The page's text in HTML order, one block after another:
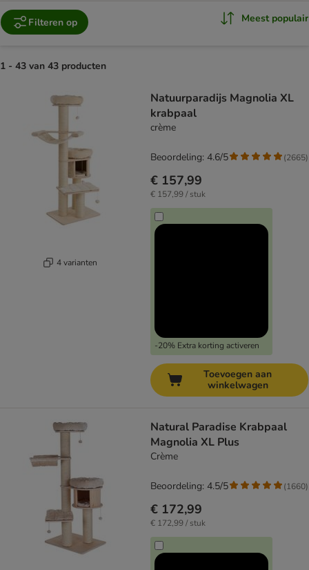
Filteren op Meest populair
1 - 43 van 43 producten
4 varianten
Natuurparadijs Magnolia XL
krabpaal
crème
€ 157,99
€ 157,99 / stuk
-20% Extra korting activeren
Beoordeling: 4.6/5 (2665)
Toevoegen aan
winkelwagen
Natural Paradise Krabpaal
Magnolia XL Plus
Crème
€ 172,99
€ 172,99 / stuk
Beoordeling: 4.5/5 (1660)